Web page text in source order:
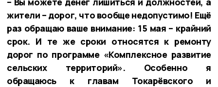
жители – дорог, что вообще недопустимо! Ещё
раз обращаю ваше внимание: 15 мая – крайний
срок. И те же сроки относятся к ремонту
дорог по программе «Комплексное развитие
сельских территорий». Особенно я
обращаюсь к главам Токарёвского и